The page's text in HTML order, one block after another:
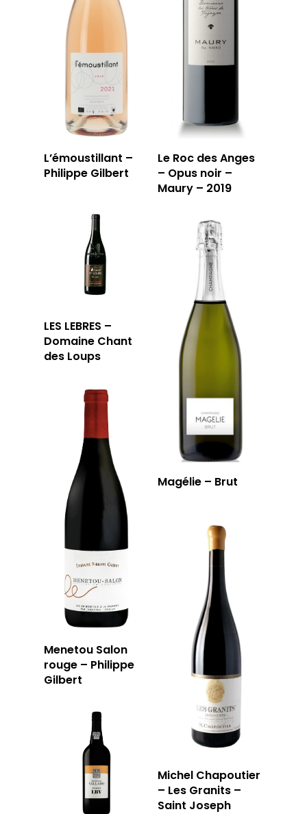
L’émoustillant –
Philippe Gilbert
Le Roc des Anges
– Opus noir –
Maury – 2019
LES LEBRES –
Domaine Chant
des Loups
Magélie – Brut
Menetou Salon
rouge – Philippe
Gilbert
Michel Chapoutier
– Les Granits –
Saint Joseph